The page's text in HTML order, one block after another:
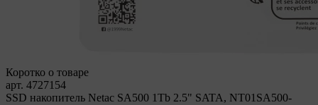
Коротко о товаре
арт. 4727154
SSD накопитель Netac SA500 1Tb 2.5" SATA, NT01SA500-